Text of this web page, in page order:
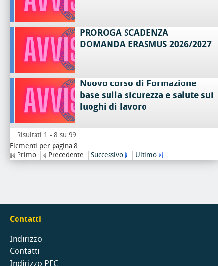
PROROGA SCADENZA
DOMANDA ERASMUS 2026/2027
Nuovo corso di Formazione
base sulla sicurezza e salute sui
luoghi di lavoro
Risultati 1 - 8 su 99
Elementi per pagina 8
Primo
Precedente Successivo Ultimo
Contatti
Indirizzo
Contatti
Indirizzo PEC